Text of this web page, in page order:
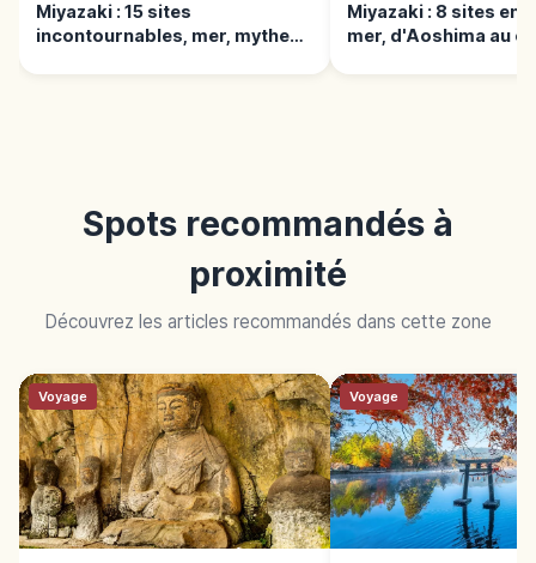
Miyazaki : 15 sites
incontournables, mer, mythes,
Miyazaki : 8 sites en
mer, d'Aoshima au
Spots recommandés à
proximité
Découvrez les articles recommandés dans cette zone
Voyage Voyage